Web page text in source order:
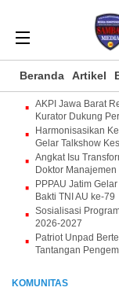
Beranda Artikel
AKPI Jawa Barat
Kurator Dukung
Harmonisasikan
Gelar Talkshow
Angkat Isu
Doktor
PPPAU Jatim
Bakti TNI AU ke-79
Sosialisasi
2026-2027
Patriot Unpad
Tantangan
KOMUNITAS